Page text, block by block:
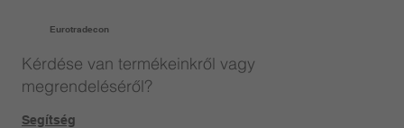
Eurotradecon
Kérdése van termékeinkről vagy
megrendeléséről?
Segítség